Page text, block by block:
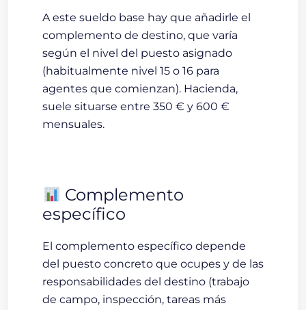
A este sueldo base hay que añadirle el
complemento de destino, que varía
según el nivel del puesto asignado
(habitualmente nivel 15 o 16 para
agentes que comienzan). Hacienda,
suele situarse entre 350 € y 600 €
mensuales.
Complemento
específico
El complemento específico depende
del puesto concreto que ocupes y de las
responsabilidades del destino (trabajo
de campo, inspección, tareas más